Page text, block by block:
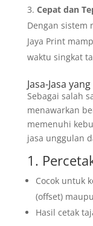
Cepat dan
Dengan sistem
Jaya Print
waktu singkat
Jasa-Jasa
Sebagai salah
menawarkan
memenuhi
jasa unggulan
1.
Cocok untuk
(offset)
Hasil cetak